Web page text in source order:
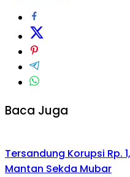
Baca Juga
Tersandung Korupsi Rp.
Mantan Sekda Mubar